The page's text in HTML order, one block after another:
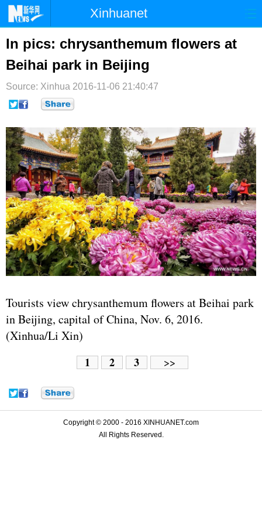
Xinhuanet
首页 国际 港澳
台湾 财经
纪检 体育 科技
文娱
博客 微博
In pics: chrysanthemum flowers at
Beihai park in Beijing
Source: Xinhua 2016-11-06 21:40:47
Tourists view chrysanthemum flowers at Beihai park
in Beijing, capital of China, Nov. 6, 2016.
(Xinhua/Li Xin)
1 2 3 >>
Copyright © 2000 - 2016 XINHUANET.com
All Rights Reserved.